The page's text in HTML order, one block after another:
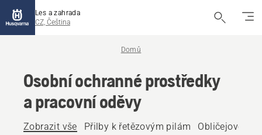
Les a zahrada
CZ, Čeština
Domů
Osobní ochranné prostředky
a pracovní oděvy
Zobrazit vše Přilby k řetězovým pilám Obličejové